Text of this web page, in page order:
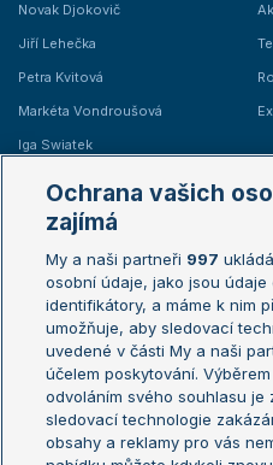
Novak Djokovič
Jiří Lehečka
Petra Kvitová
Markéta Vondroušová
Iga Swiatek
Žebříčky
Žebříček ATP (muži)
Žebříček WTA (ženy)
Sázkařský žebříček
Ochrana vašich
zajímá
My a naši partneři 997
osobní údaje, jako jsou
identifikátory, a máme k nim
umožňuje, aby sledovací
uvedené v části My a naši
účelem poskytování.
odvoláním svého souhlasu je
sledovací technologie
obsahy a reklamy pro vás